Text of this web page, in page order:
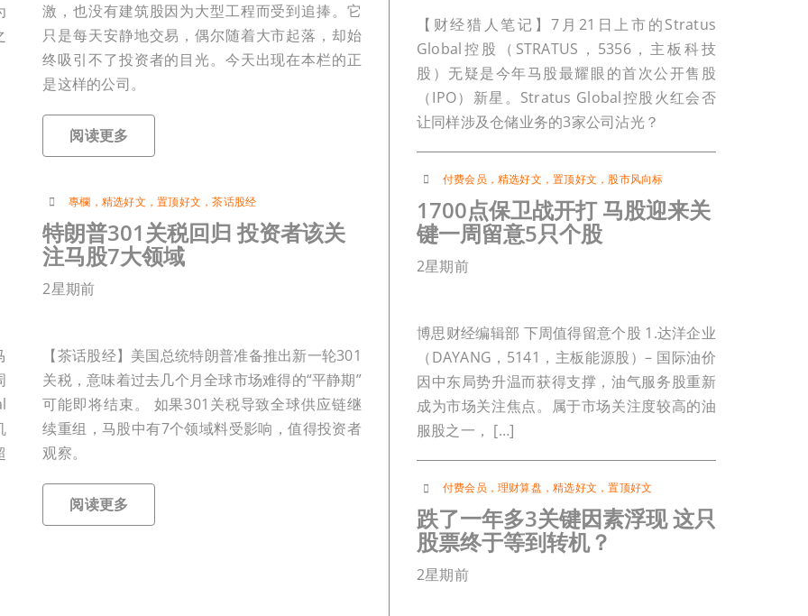
激，也没有建筑股因为大型工程而受到追捧。它
只是每天安静地交易，偶尔随着大市起落，却始
终吸引不了投资者的目光。今天出现在本栏的正
是这样的公司。
阅读更多
專欄 ， 精选好文 ，置顶好文 ，茶话股经
特朗普301关税回归 投资者该关
注马股7大领域
2星期前
【茶话股经】美国总统特朗普准备推出新一轮301
关税，意味着过去几个月全球市场难得的“平静期”
可能即将结束。 如果301关税导致全球供应链继
续重组，马股中有7个领域料受影响，值得投资者
观察。
阅读更多
【财经猎人笔记】7月21日上市的Stratus
Global控股（STRATUS，5356，主板科技
股）无疑是今年马股最耀眼的首次公开售股
（IPO）新星。Stratus Global控股火红会否
让同样涉及仓储业务的3家公司沾光？
付费会员 ，精选好文 ，置顶好文 ， 股市风向标
1700点保卫战开打 马股迎来关
键一周留意5只个股
2星期前
博思财经编辑部 下周值得留意个股 1.达洋企业
（DAYANG，5141，主板能源股）– 国际油价
因中东局势升温而获得支撑，油气服务股重新
成为市场关注焦点。属于市场关注度较高的油
服股之一， […]
付费会员 ，理财算盘 ，精选好文 ，置顶好文
跌了一年多3关键因素浮现 这只
股票终于等到转机？
2星期前